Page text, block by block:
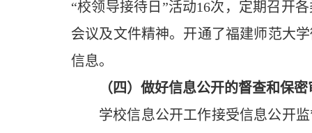
“校领导接待日”活动16次，定期召开
会议及文件精神。开通了福建师范大
信息。
（四）做好信息公开的督查和保密
学校信息公开工作接受信息公开